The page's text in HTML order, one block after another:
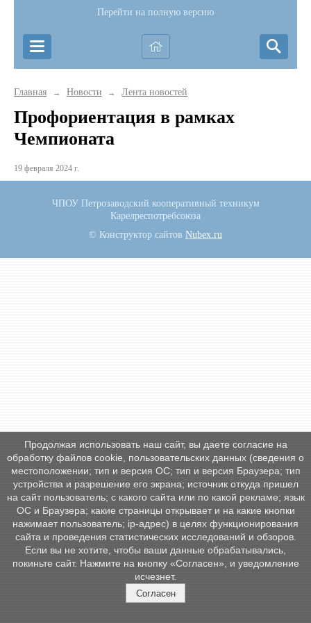
Перейти на полную версию
Главная → Новости → Лента новостей
Профориентация в рамках
Чемпионата
19 февраля 2024 г.
ЧПОУ Петрозаводский кооперативный техникум
Карелреспотребсоюза
© Конструктор сайтов Nubex.ru
Продолжая использовать наш сайт, вы даете согласие на
обработку файлов cookie, пользовательских данных (сведения о
местоположении; тип и версия ОС; тип и версия Браузера; тип
устройства и разрешение его экрана; источник откуда пришел
на сайт пользователь; с какого сайта или по какой рекламе; язык
ОС и Браузера; какие страницы открывает и на какие кнопки
нажимает пользователь; ip-адрес) в целях функционирования
сайта и проведения статистических исследований и обзоров.
Если вы не хотите, чтобы ваши данные обрабатывались,
покиньте сайт. Нажмите на кнопку «Согласен», и уведомление
исчезнет.
Согласен